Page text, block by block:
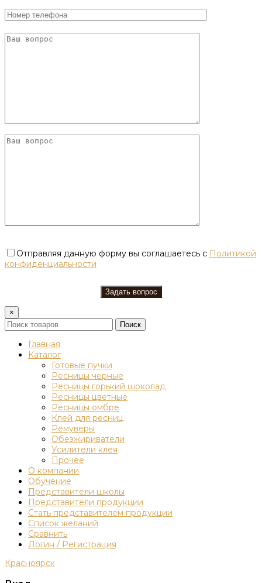
Отправляя данную форму вы соглашаетесь с Политикой
конфиденциальности
×
Поиск
Главная
Каталог
Готовые пучки
Ресницы черные
Ресницы горький шоколад
Ресницы цветные
Ресницы омбре
Клей для ресниц
Ремуверы
Обезжириватели
Усилители клея
Прочее
О компании
Обучение
Представители школы
Представители продукции
Стать представителем продукции
Список желаний
Сравнить
Логин / Регистрация
Красноярск